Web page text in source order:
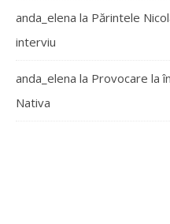
anda_elena la Părintele
interviu
anda_elena la Provocare la
Nativa